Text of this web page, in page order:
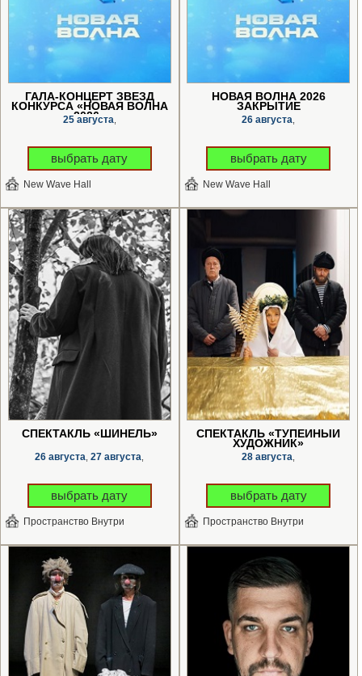
ГАЛА-КОНЦЕРТ ЗВЕЗД
КОНКУРСА «НОВАЯ ВОЛНА
2026»
25 августа
выбрать дату
New Wave Hall
НОВАЯ ВОЛНА 2026
ЗАКРЫТИЕ
26 августа
выбрать дату
New Wave Hall
СПЕКТАКЛЬ «ШИНЕЛЬ»
26 августа 27 августа
выбрать дату
Пространство Внутри
СПЕКТАКЛЬ «ТУПЕЙНЫЙ
ХУДОЖНИК»
28 августа
выбрать дату
Пространство Внутри